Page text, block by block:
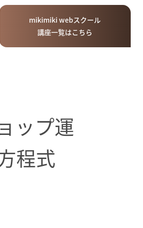
mikimiki webスクール
講座一覧はこちら
ップ運
程式